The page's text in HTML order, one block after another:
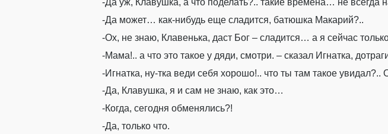
-Да уж, Клавушка, а что поделать?.. такие времена… не всегда
-Да может… как-нибудь еще сладится, батюшка Макарий?..
-Ох, не знаю, Клавенька, даст Бог – сладится… а я сейчас
-Мама!.. а что это такое у дяди, смотри. – сказал Игнатка,
-Игнатка, ну-тка веди себя хорошо!.. что ты там такое увидал?..
-Да, Клавушка, я и сам не знаю, как это…
-Когда, сегодня обменялись?!
-Да, только что.